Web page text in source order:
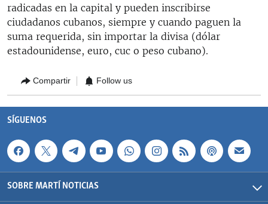
radicadas en la capital y pueden inscribirse
ciudadanos cubanos, siempre y cuando paguen la
suma requerida, sin importar la divisa (dólar
estadounidense, euro, cuc o peso cubano).
Compartir Follow us
SÍGUENOS
SOBRE MARTÍ NOTICIAS